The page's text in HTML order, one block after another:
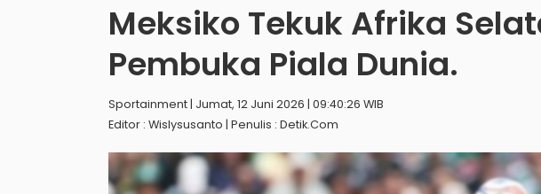
Meksiko Tekuk Afrika
Pembuka Piala Dunia.
Sportainment | Jumat, 12 Juni 2026 | 09:40:26 WIB
Editor : Wislysusanto | Penulis : Detik.com